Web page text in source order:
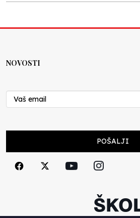
Nenad Veličković
29.10.2024
Cuke i djeca
Smiljana Vovna
NOVOSTI
POŠALJI